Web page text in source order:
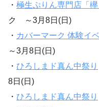
・ 極生ぷりん専門店「
ク ～3月8日(日)
・ カバーマーク 体験イ
～3月8日(日)
・ ひろしまド真ん中祭り
8日(日)
・ ひろしまド真ん中祭り